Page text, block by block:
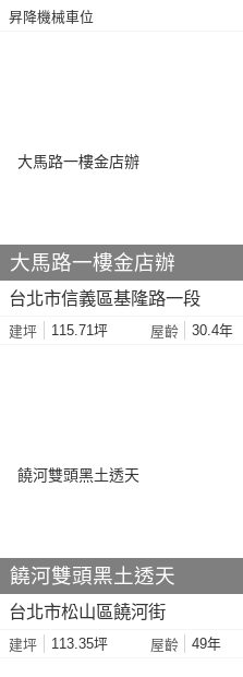
昇降機械車位
大馬路一樓金店辦
台北市信義區基隆路一段
建坪 115.71坪 屋齡 30.4年
饒河雙頭黑土透天
台北市松山區饒河街
建坪 113.35坪 屋齡 49年